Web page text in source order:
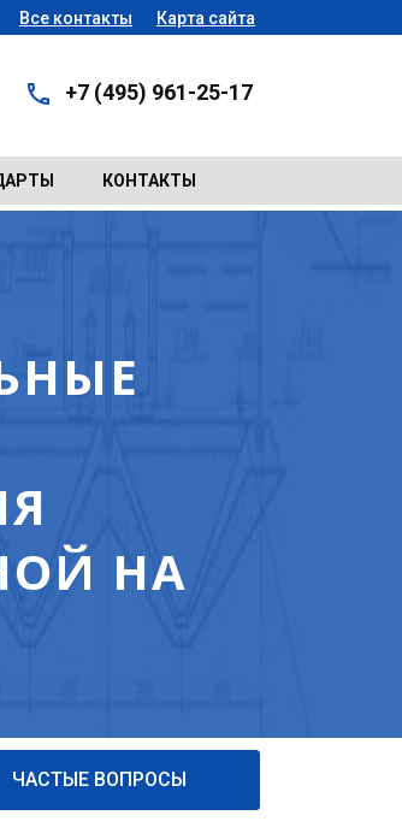
Все контакты Карта сайта
+7 (495) 961-25-17
КОНТАКТЫ
НА
ЧАСТЫЕ ВОПРОСЫ